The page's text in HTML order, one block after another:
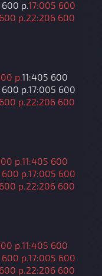
600 р.17:005 600
р. 22:206 600
р.11:405 600
600 р.17:005 600
р. 22:206 600
р.11:405 600
600 р.17:005 600
р. 22:206 600
р.11:405 600
600 р.17:005 600
р. 22:206 600